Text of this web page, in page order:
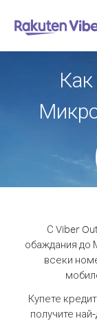
С Viber
обаждания до
всеки
Купете
получите